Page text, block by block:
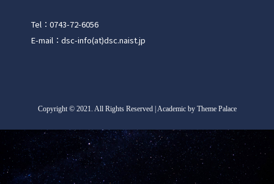
Tel：0743-72-6056
E-mail：dsc-info(at)dsc.naist.jp
Copyright©2021. All Rights Reserved | Academic by Theme Palace